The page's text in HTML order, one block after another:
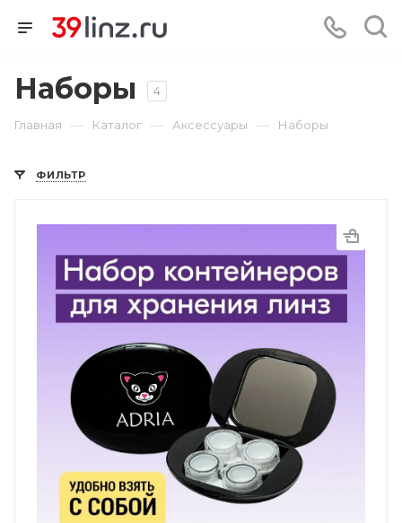
Наборы 4
Главная — Каталог — Аксессуары — Наборы
ФИЛЬТР